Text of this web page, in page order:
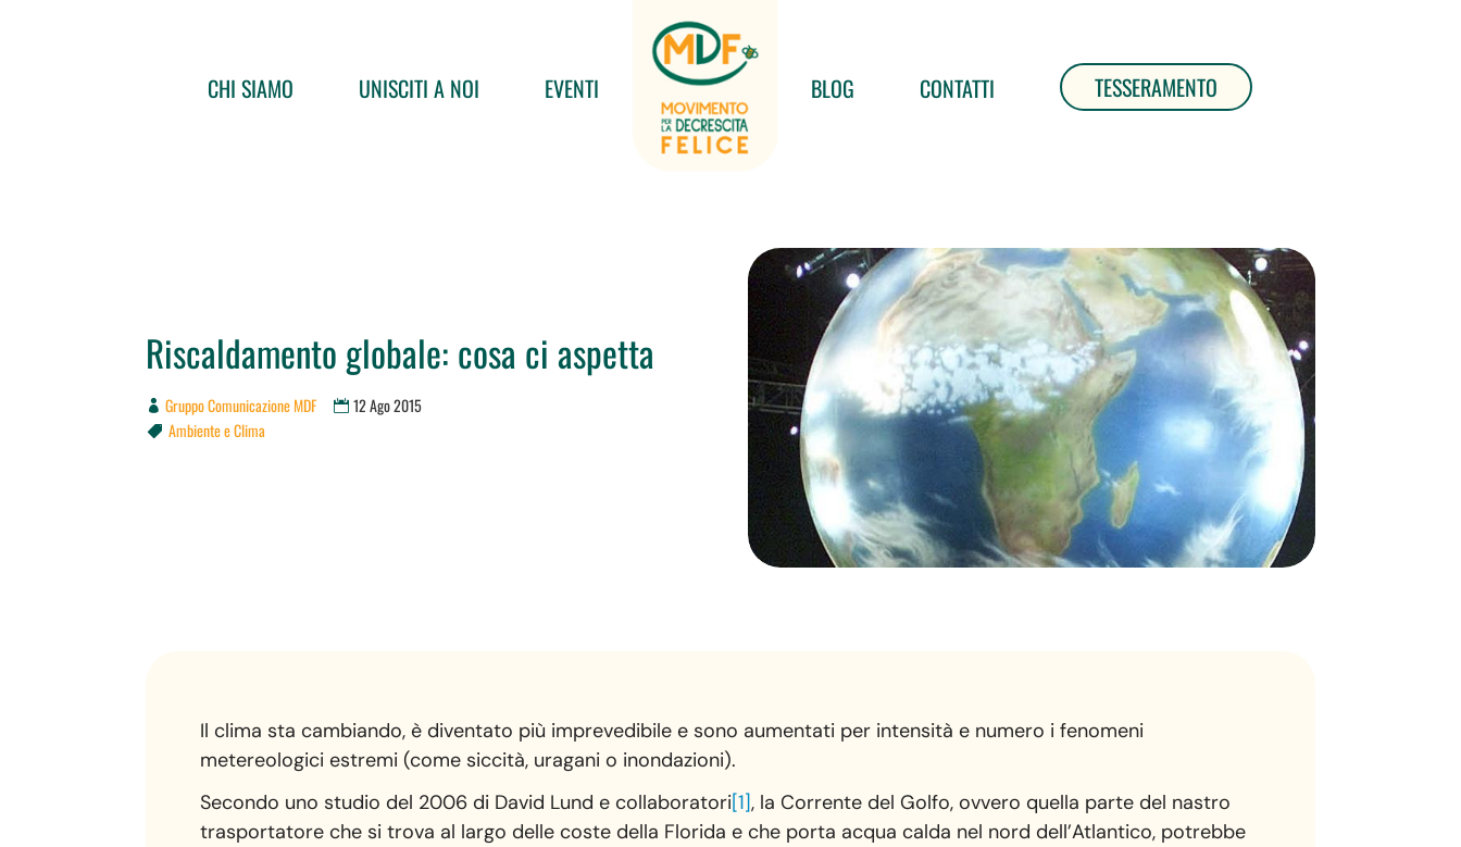
CHI SIAMO UNISCITI A NOI EVENTI BLOG CONTATTI TESSERAMENTO
Riscaldamento globale: cosa ci aspetta
Gruppo Comunicazione MDF 12 Ago 2015
 Ambiente e Clima
Il clima sta cambiando, è diventato più imprevedibile e sono aumentati per intensità e numero i fenomeni
metereologici estremi (come siccità, uragani o inondazioni).
Secondo uno studio del 2006 di David Lund e collaboratori[1], la Corrente del Golfo, ovvero quella parte del nastro
trasportatore che si trova al largo delle coste della Florida e che porta acqua calda nel nord dell’Atlantico, potrebbe